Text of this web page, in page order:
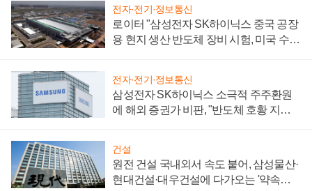
전자·전기·정보통신
로이터 "삼성전자 SK하이닉스 중국 공장
용 현지 생산 반도체 장비 시험, 미국 수출
전자·전기·정보통신
삼성전자 SK하이닉스 소극적 주주환원
에 해외 증권가 비판, "반도체 호황 지속
건설
원전 건설 국내외서 속도 붙어, 삼성물산·
현대건설·대우건설에 다가오는 '약속의